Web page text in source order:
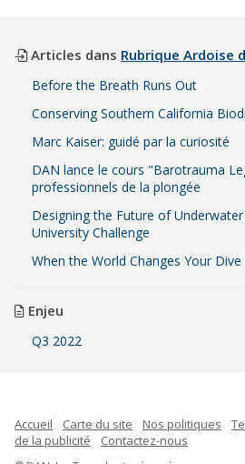
Articles dans Rubrique Ardoise
Before the Breath Runs Out
Conserving Southern California
Marc Kaiser: guidé par la curiosité
DAN lance le cours "Barotrauma
professionnels de la plongée
Designing the Future of
University Challenge
When the World Changes Your Dive
Enjeu
Q3 2022
Accueil Carte du site Nos politiques
de la publicité
Contactez-nous